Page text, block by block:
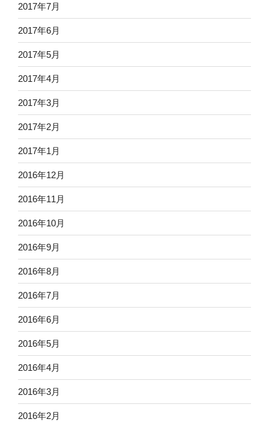
2017年7月
2017年6月
2017年5月
2017年4月
2017年3月
2017年2月
2017年1月
2016年12月
2016年11月
2016年10月
2016年9月
2016年8月
2016年7月
2016年6月
2016年5月
2016年4月
2016年3月
2016年2月